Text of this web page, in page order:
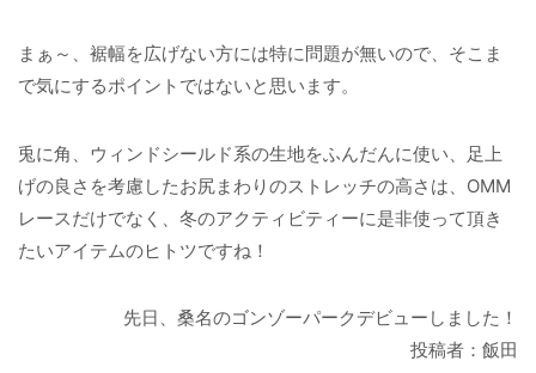
まぁ～、裾幅を広げない方には特に問題が無いので、そこま
で気にするポイントではないと思います。
兎に角、ウィンドシールド系の生地をふんだんに使い、足上
げの良さを考慮したお尻まわりのストレッチの高さは、OMM
レースだけでなく、冬のアクティビティーに是非使って頂き
たいアイテムのヒトツですね！
先日、桑名のゴンゾーパークデビューしました！
投稿者：飯田